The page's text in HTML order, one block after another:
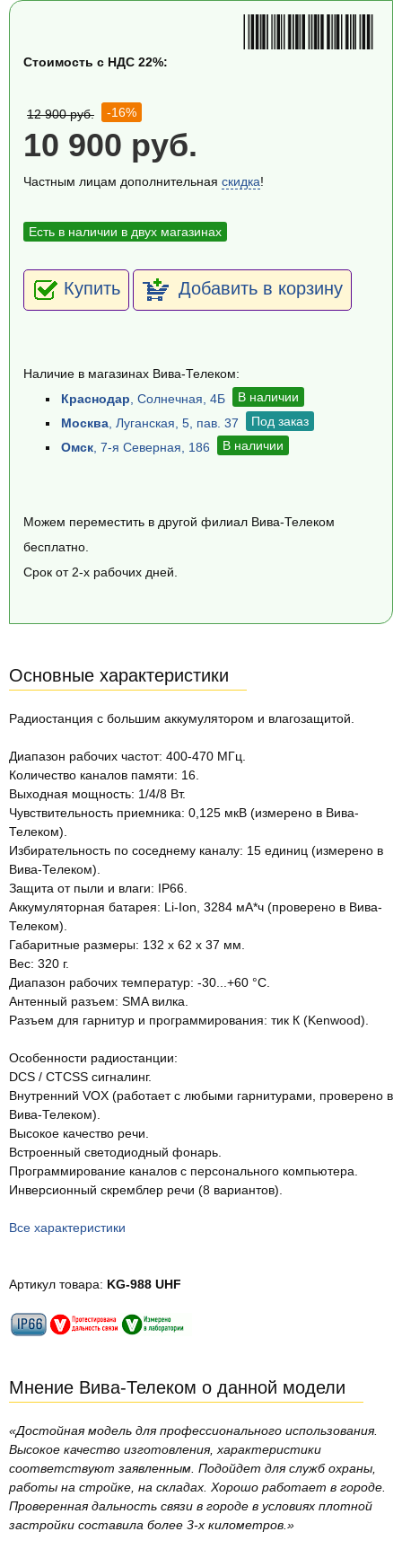
Стоимость с НДС 22%:
12 900 руб. -16%
10 900 руб.
Частным лицам дополнительная скидка!
Есть в наличии в двух магазинах
Купить Добавить в корзину
Наличие в магазинах Вива-Телеком:
Краснодар , Солнечная, 4Б
В наличии
Москва , Луганская, 5, пав. 37
Под заказ
Омск , 7-я Северная, 186 В наличии
Можем переместить в другой филиал Вива-Телеком
бесплатно.
Срок от 2-х рабочих дней.
Основные характеристики
Радиостанция с большим аккумулятором и влагозащитой.
Диапазон рабочих частот: 400-470 МГц.
Количество каналов памяти: 16.
Выходная мощность: 1/4/8 Вт.
Чувствительность приемника: 0,125 мкВ (измерено в Вива-
Телеком).
Избирательность по соседнему каналу: 15 единиц (измерено в
Вива-Телеком).
Защита от пыли и влаги: IP66.
Аккумуляторная батарея: Li-Ion, 3284 мА*ч (проверено в Вива-
Телеком).
Габаритные размеры: 132 x 62 x 37 мм.
Вес: 320 г.
Диапазон рабочих температур: -30...+60 °C.
Антенный разъем: SMA вилка.
Разъем для гарнитур и программирования: тик К (Kenwood).
Особенности радиостанции:
DCS / CTCSS сигналинг.
Внутренний VOX (работает с любыми гарнитурами, проверено в
Вива-Телеком).
Высокое качество речи.
Встроенный светодиодный фонарь.
Программирование каналов с персонального компьютера.
Инверсионный скремблер речи (8 вариантов).
Все характеристики
Артикул товара: KG-988 UHF
Мнение Вива-Телеком о данной модели
«Достойная модель для профессионального использования.
Высокое качество изготовления, характеристики
соответствуют заявленным. Подойдет для служб охраны,
работы на стройке, на складах. Хорошо работает в городе.
Проверенная дальность связи в городе в условиях плотной
застройки составила более 3-х километров.»